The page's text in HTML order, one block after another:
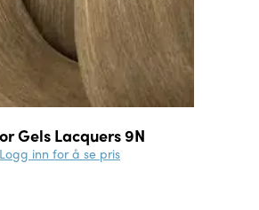
Gels Lacquers 9N
Logg inn for å se pris